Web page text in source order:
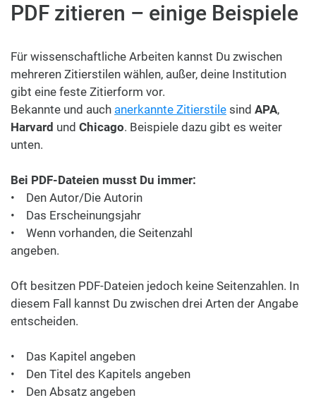
PDF zitieren – einige Beispiele
Für wissenschaftliche Arbeiten kannst Du zwischen
mehreren Zitierstilen wählen, außer, deine Institution
gibt eine feste Zitierform vor.
Bekannte und auch anerkannte Zitierstile sind APA,
Harvard und Chicago. Beispiele dazu gibt es weiter
unten.
Bei PDF-Dateien musst Du immer:
• Den Autor/Die Autorin
• Das Erscheinungsjahr
• Wenn vorhanden, die Seitenzahl
angeben.
Oft besitzen PDF-Dateien jedoch keine Seitenzahlen. In
diesem Fall kannst Du zwischen drei Arten der Angabe
entscheiden.
• Das Kapitel angeben
• Den Titel des Kapitels angeben
• Den Absatz angeben